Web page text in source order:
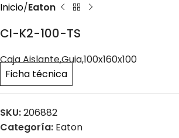
Inicio Eaton
CI-K2-100-TS
Caja Aislante,Guia,100x160x100
Ficha técnica
SKU:206882
Categoría: Eaton